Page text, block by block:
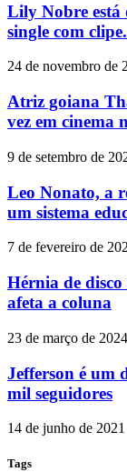
Lily Nobre está
single com
24 de novembro de
Atriz goiana
vez em cinema
9 de setembro de
Leo Nonato, a
um sistema
7 de fevereiro de
Hérnia de
afeta a coluna
23 de março de 2024
Jefferson é um
mil seguidores
14 de junho de 2021
Tags